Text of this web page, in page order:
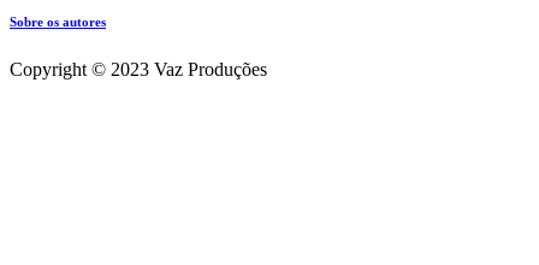
Sobre os autores
Copyright © 2023 Vaz Produções